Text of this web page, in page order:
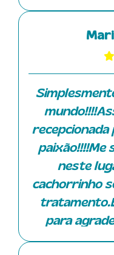
uma
para os
para saúde e
de vida
fazer
meninas da
atenciosas.
pela primeira
Danila e
recepcionada
paixão!!!!Me
neste
cachorrinho
para